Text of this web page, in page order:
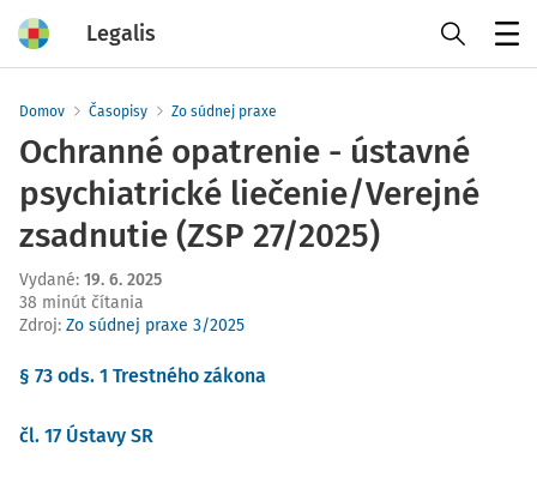
Legalis
Domov Časopisy Zo súdnej praxe
Ochranné opatrenie - ústavné
psychiatrické liečenie/Verejné
zsadnutie (ZSP 27/2025)
Vydané: 19. 6. 2025
38 minút čítania
Zdroj: Zo súdnej praxe 3/2025
§ 73 ods. 1 Trestného zákona
čl. 17 Ústavy SR